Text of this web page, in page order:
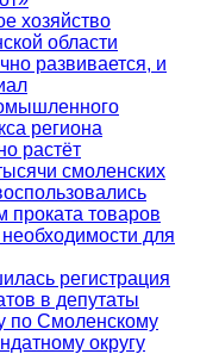
хозяйство
области
развивается, и
региона
растёт
смоленских
проката товаров
для
регистрация
в депутаты
по Смоленскому
округу